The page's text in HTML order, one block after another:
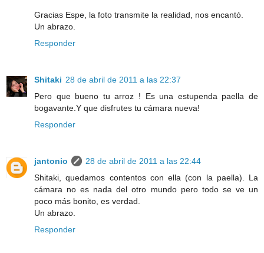
Gracias Espe, la foto transmite la realidad, nos encantó.
Un abrazo.
Responder
Shitaki 28 de abril de 2011 a las 22:37
Pero que bueno tu arroz ! Es una estupenda paella de
bogavante.Y que disfrutes tu cámara nueva!
Responder
jantonio
28 de abril de 2011 a las 22:44
Shitaki, quedamos contentos con ella (con la paella). La
cámara no es nada del otro mundo pero todo se ve un
poco más bonito, es verdad.
Un abrazo.
Responder